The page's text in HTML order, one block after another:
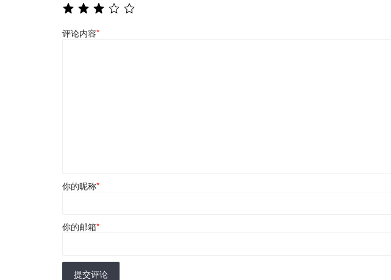
评论内容*
你的昵称*
你的邮箱*
提交评论